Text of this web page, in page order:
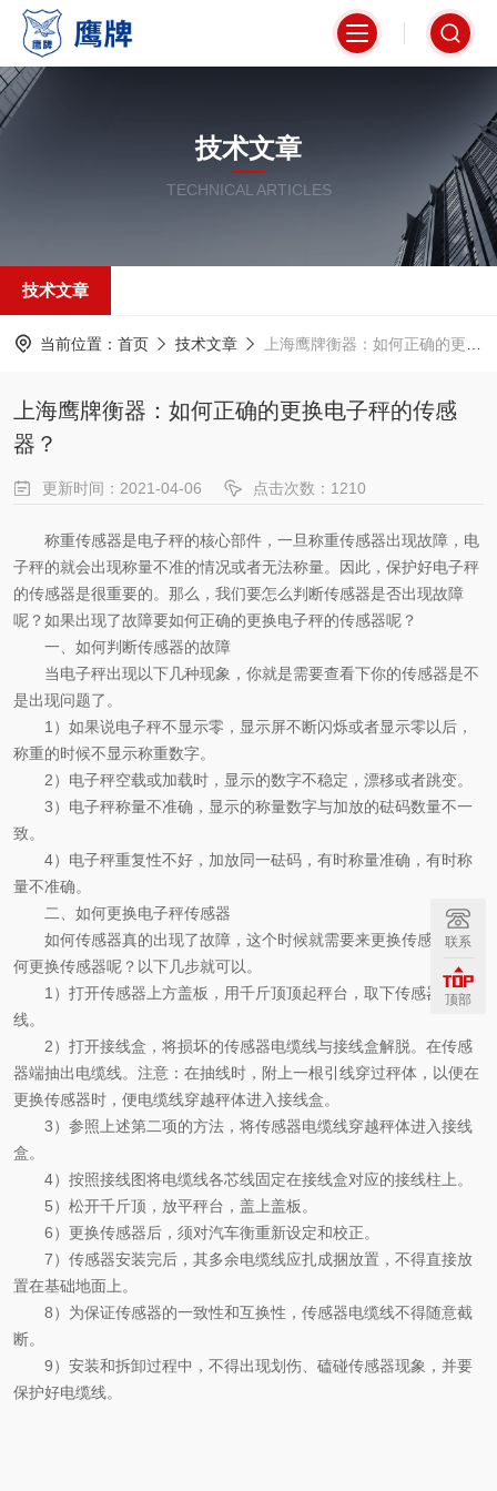
技术文章
TECHNICAL ARTICLES
技术文章
当前位置： 首页 技术文章 上海鹰牌衡器：如何正确的更换电子秤的传感器？
上海鹰牌衡器：如何正确的更换电子秤的传感
器？
更新时间：2021-04-06 点击次数：1210
称重传感器是电子秤的核心部件，一旦称重传感器出现故障，电
子秤的就会出现称量不准的情况或者无法称量。因此，保护好电子秤
的传感器是很重要的。那么，我们要怎么判断传感器是否出现故障
呢？如果出现了故障要如何正确的更换电子秤的传感器呢？
一、如何判断传感器的故障
当电子秤出现以下几种现象， 你就是需要查看下你的传感器是不
是出现问题了。
1）如果说电子秤不显示零，显示屏不断闪烁或者显示零以后，
称重的时候不显示称重数字。
2）电子秤空载或加载时，显示的数字不稳定，漂移或者跳变。
3）电子秤称量不准确，显示的称量数字与加放的砝码数量不一
致。
4）电子秤重复性不好，加放同一砝码，有时称量准确，有时称
量不准确。
二、如何更换电子秤传感器
如何传感器真的出现了故障，这个时候就需要来更换传感器，如
何更换传感器呢？以下几步就可以。
1）打开传感器上方盖板，用千斤顶顶起秤台，取下传感器地
线。
2）打开接线盒，将损坏的传感器电缆线与接线盒解脱。在传感
器端抽出电缆线。注意：在抽线时，附上一根引线穿过秤体，以便在
更换传感器时，便电缆线穿越秤体进入接线盒。
3）参照上述第二项的方法，将传感器电缆线穿越秤体进入接线
盒。
4）按照接线图将电缆线各芯线固定在接线盒对应的接线柱上。
5）松开千斤顶，放平秤台，盖上盖板。
6）更换传感器后，须对汽车衡重新设定和校正。
7）传感器安装完后，其多余电缆线应扎成捆放置，不得直接放
置在基础地面上。
8）为保证传感器的一致性和互换性，传感器电缆线不得随意截
断。
9）安装和拆卸过程中，不得出现划伤、磕碰传感器现象，并要
保护好电缆线。
联系
顶部